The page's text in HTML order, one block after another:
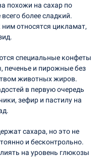
похожи на сахар по
более сладкий.
относятся цикламат,
специальные конфеты
печенье и пирожные без
животных жиров.
в первую очередь
зефир и пастилу на
сахара, но это не
и бесконтрольно.
на уровень глюкозы